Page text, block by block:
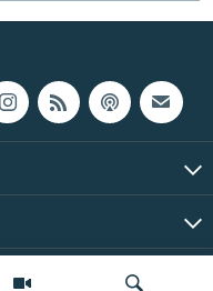
| Все права защищены.